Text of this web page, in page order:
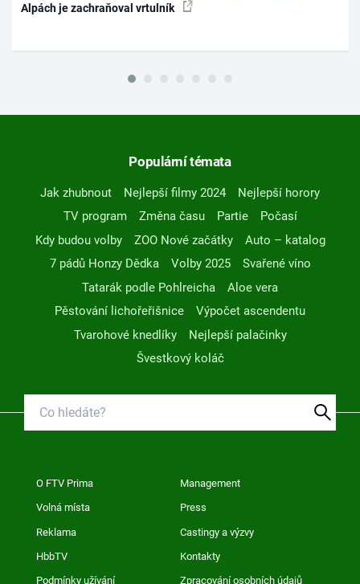
Alpách je zachraňoval vrtulník
Populární témata
Jak zhubnout Nejlepší filmy 2024
Nejlepší horory
TV program
Změna času Partie
Počasí
Kdy budou volby
ZOO Nové začátky
Auto – katalog
7 pádů Honzy Dědka
Volby 2025
Svařené víno
Tatarák podle Pohlreicha
Aloe vera
Pěstování lichořeřišnice
Výpočet ascendentu
Tvarohové knedlíky
Nejlepší palačinky
Švestkový koláč
O FTV Prima Management
Volná místa Press
Reklama Castingy a výzvy
HbbTV Kontakty
Podmínky užívání Zpracování osobních údajů